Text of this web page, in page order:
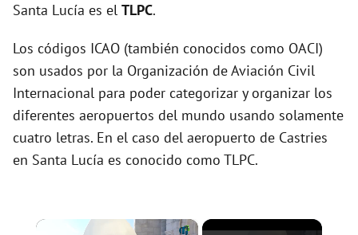
Santa Lucía es el TLPC.
Los códigos ICAO (también conocidos como OACI)
son usados por la Organización de Aviación Civil
Internacional para poder categorizar y organizar los
diferentes aeropuertos del mundo usando solamente
cuatro letras. En el caso del aeropuerto de Castries
en Santa Lucía es conocido como TLPC.
×